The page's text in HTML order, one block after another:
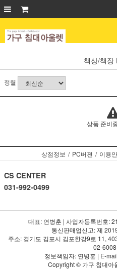
책상/책장
정렬
상품 준비
상점정보 / PC버젼 / 이용
CS CENTER
031-992-0499
대표: 연병훈 | 사업자등록번호:
통신판매업신고: 제
주소: 경기도 김포시 김포한강9로 11,
02-
정보책임자: 연병훈 | E-
Copyright © 가구 침대아